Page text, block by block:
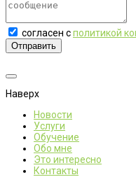
согласен сполитикой
Отправить
Наверх
Новости
Услуги
Обучение
Обо мне
Это интересно
Контакты